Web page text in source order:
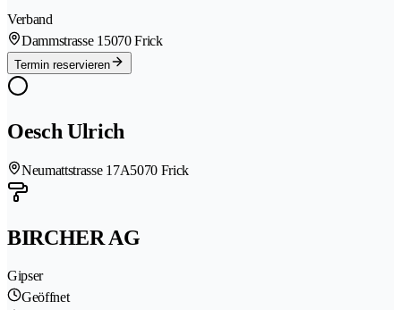
Verband
Dammstrasse 1 5070 Frick
Termin reservieren
Oesch Ulrich
Neumattstrasse 17A5070 Frick
BIRCHER AG
Gipser
Geöffnet